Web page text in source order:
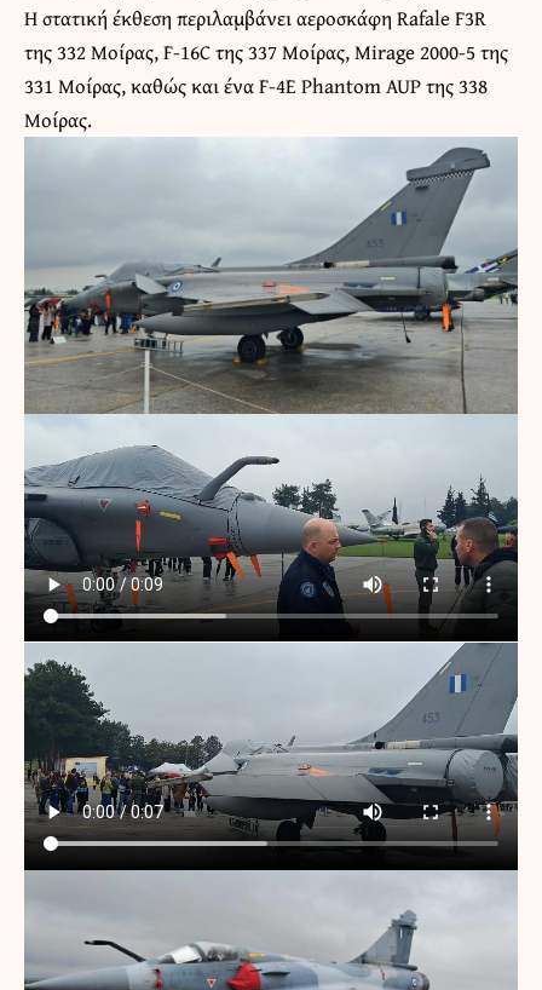
Η στατική έκθεση περιλαμβάνει αεροσκάφη Rafale F3R
της 332 Μοίρας, F-16C της 337 Μοίρας, Mirage 2000-5 της
331 Μοίρας, καθώς και ένα F-4E Phantom AUP της 338
Μοίρας.